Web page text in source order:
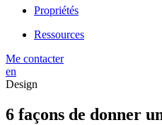
Propriétés
Ressources
Me contacter
en
Design
6 façons de donner